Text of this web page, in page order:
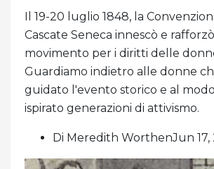
Il 19-20 luglio 1848, la
Cascate Seneca innescò e rafforzò
movimento per i diritti delle
Guardiamo indietro alle donne
guidato l'evento storico e al
ispirato generazioni di attivismo.
Di Meredith WorthenJun 17,